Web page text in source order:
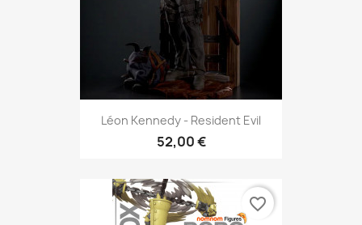
Léon Kennedy - Resident Evil
52,00 €
favorite_border